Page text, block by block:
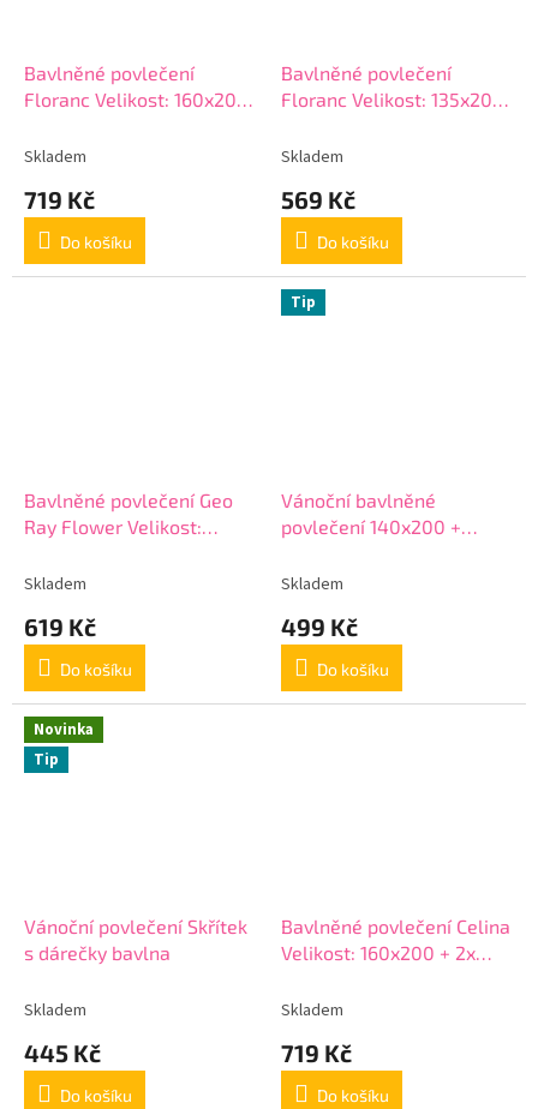
Bavlněné povlečení
Floranc Velikost: 160x200
Skladem
719 Kč
Do košíku
Bavlněné povlečení
Floranc Velikost: 135x200
Skladem
569 Kč
Do košíku
Bavlněné povlečení Geo
Ray Flower Velikost:
Skladem
619 Kč
Do košíku
Tip
Vánoční bavlněné
povlečení 140x200 +
Vánoce
Skladem
499 Kč
Do košíku
Novinka
Tip
Vánoční povlečení Skřítek
s dárečky bavlna
Skladem
445 Kč
Do košíku
Bavlněné povlečení Celina
Velikost: 160x200 + 2x
Skladem
719 Kč
Do košíku